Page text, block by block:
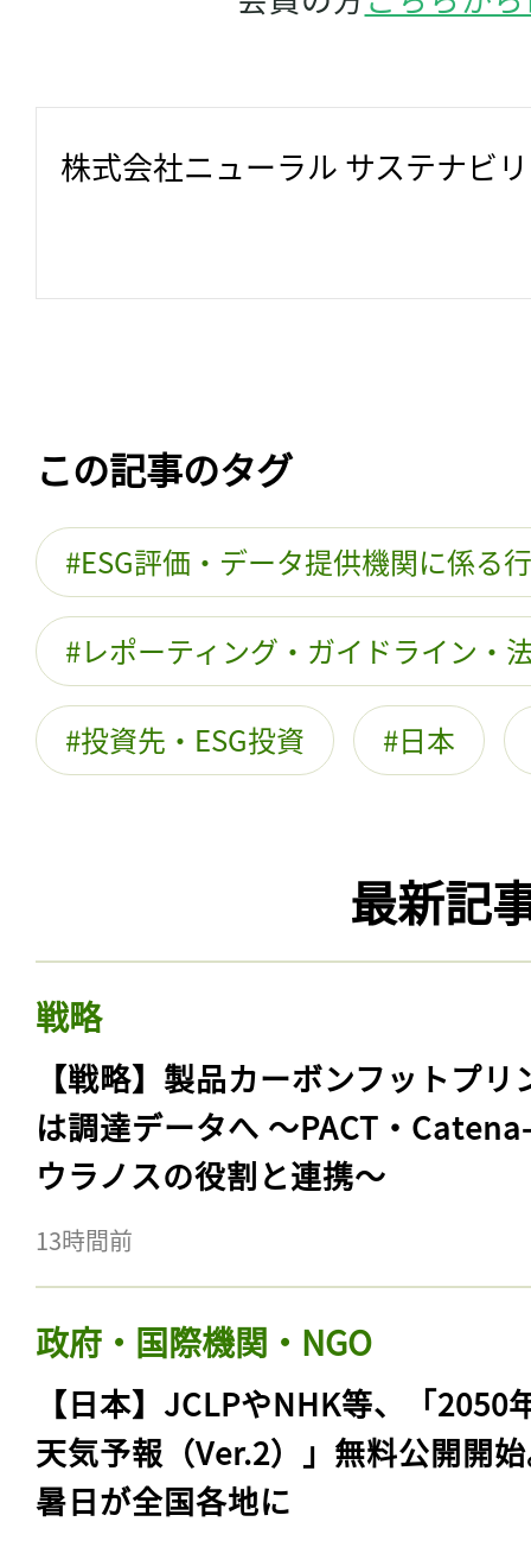
株式会社ニューラル サステナビ
この記事のタグ
ESG評価・データ提供機関に係る
レポーティング・ガイドライン・
投資先・ESG投資 日本
最新記
戦略
【戦略】製品カーボンフットプリ
は調達データへ 〜PACT・
ウラノスの役割と連携〜
13時間前
政府・国際機関・NGO
【日本】JCLPやNHK等、「2050
天気予報（Ver.2）」無料公開開
暑日が全国各地に